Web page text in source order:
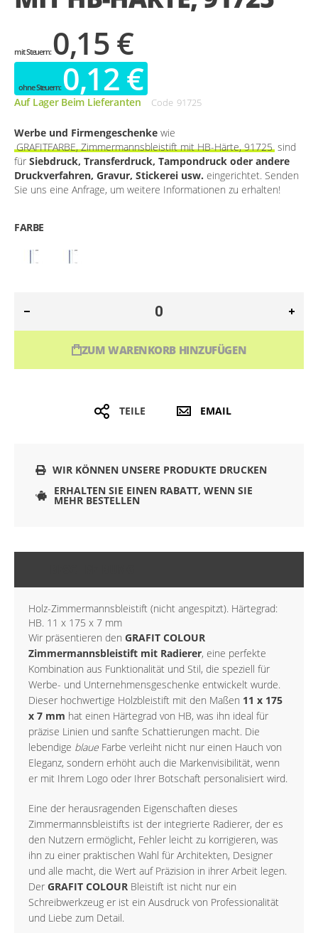
0,15 €
0,12 €
Auf Lager Beim Lieferanten Code 91725
Werbe und Firmengeschenke wie
GRAFITFARBE, Zimmermannsbleistift mit HB-Härte, 91725 sind
für Siebdruck, Transferdruck, Tampondruck oder andere
Druckverfahren, Gravur, Stickerei usw. eingerichtet. Senden
Sie uns eine Anfrage, um weitere Informationen zu erhalten!
FARBE
ZUM WARENKORB HINZUFÜGEN
TEILE EMAIL
WIR KÖNNEN UNSERE PRODUKTE DRUCKEN
ERHALTEN SIE EINEN RABATT, WENN SIE
MEHR BESTELLEN
Holz-Zimmermannsbleistift (nicht angespitzt). Härtegrad:
HB. 11 x 175 x 7 mm
Wir präsentieren den GRAFIT COLOUR
Zimmermannsbleistift mit Radierer, eine perfekte
Kombination aus Funktionalität und Stil, die speziell für
Werbe- und Unternehmensgeschenke entwickelt wurde.
Dieser hochwertige Holzbleistift mit den Maßen 11 x 175
x 7 mm hat einen Härtegrad von HB, was ihn ideal für
präzise Linien und sanfte Schattierungen macht. Die
lebendige blaue Farbe verleiht nicht nur einen Hauch von
Eleganz, sondern erhöht auch die Markenvisibilität, wenn
er mit Ihrem Logo oder Ihrer Botschaft personalisiert wird.
Eine der herausragenden Eigenschaften dieses
Zimmermannsbleistifts ist der integrierte Radierer, der es
den Nutzern ermöglicht, Fehler leicht zu korrigieren, was
ihn zu einer praktischen Wahl für Architekten, Designer
und alle macht, die Wert auf Präzision in ihrer Arbeit legen.
Der GRAFIT COLOUR Bleistift ist nicht nur ein
Schreibwerkzeug er ist ein Ausdruck von Professionalität
und Liebe zum Detail.